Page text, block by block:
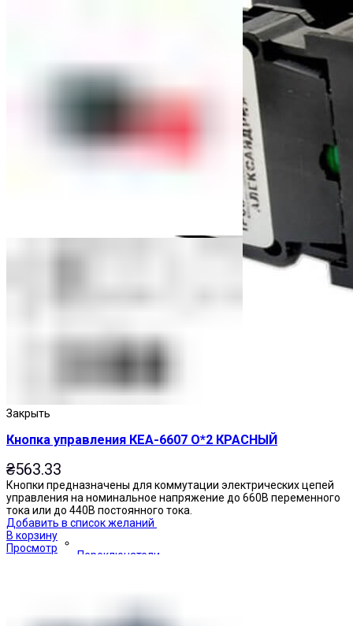
Переключатели
Закрыть
Кнопка управления КЕА-6607 О*2 КРАСНЫЙ
₴563.33
Кнопки предназначены для коммутации электрических цепей
управления на номинальное напряжение до 660В переменного
тока или до 440В постоянного тока.
Добавить в список желаний
В корзину
Просмотр